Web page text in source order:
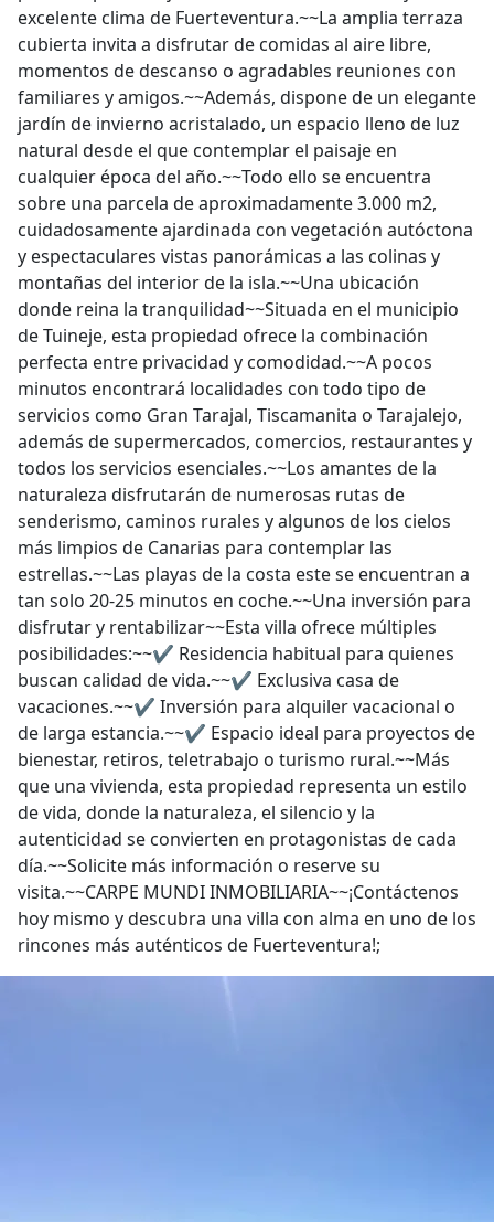
excelente clima de Fuerteventura.~~La amplia terraza
cubierta invita a disfrutar de comidas al aire libre,
momentos de descanso o agradables reuniones con
familiares y amigos.~~Además, dispone de un elegante
jardín de invierno acristalado, un espacio lleno de luz
natural desde el que contemplar el paisaje en
cualquier época del año.~~Todo ello se encuentra
sobre una parcela de aproximadamente 3.000 m2,
cuidadosamente ajardinada con vegetación autóctona
y espectaculares vistas panorámicas a las colinas y
montañas del interior de la isla.~~Una ubicación
donde reina la tranquilidad~~Situada en el municipio
de Tuineje, esta propiedad ofrece la combinación
perfecta entre privacidad y comodidad.~~A pocos
minutos encontrará localidades con todo tipo de
servicios como Gran Tarajal, Tiscamanita o Tarajalejo,
además de supermercados, comercios, restaurantes y
todos los servicios esenciales.~~Los amantes de la
naturaleza disfrutarán de numerosas rutas de
senderismo, caminos rurales y algunos de los cielos
más limpios de Canarias para contemplar las
estrellas.~~Las playas de la costa este se encuentran a
tan solo 20-25 minutos en coche.~~Una inversión para
disfrutar y rentabilizar~~Esta villa ofrece múltiples
posibilidades:~~✔ Residencia habitual para quienes
buscan calidad de vida.~~✔ Exclusiva casa de
vacaciones.~~✔ Inversión para alquiler vacacional o
de larga estancia.~~✔ Espacio ideal para proyectos de
bienestar, retiros, teletrabajo o turismo rural.~~Más
que una vivienda, esta propiedad representa un estilo
de vida, donde la naturaleza, el silencio y la
autenticidad se convierten en protagonistas de cada
día.~~Solicite más información o reserve su
visita.~~CARPE MUNDI INMOBILIARIA~~¡Contáctenos
hoy mismo y descubra una villa con alma en uno de los
rincones más auténticos de Fuerteventura!;